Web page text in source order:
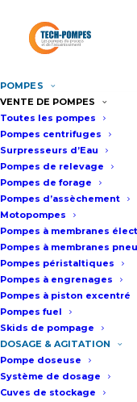
POMPES
VENTE DE POMPES
Toutes les pompes
Pompes centrifuges
Surpresseurs d’Eau
Pompes de relevage
Pompes de forage
Pompes d’assèchement
Motopompes
Pompes à membranes
Pompes à membranes
Pompes péristaltiques
Pompes à engrenages
Pompes à piston excentré
Pompes fuel
Skids de pompage
DOSAGE & AGITATION
Pompe doseuse
Système de dosage
Cuves de stockage
Accueil Agitateurs
NOTRE